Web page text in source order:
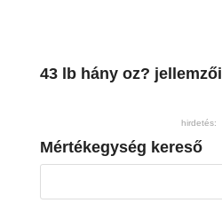
43 lb hány oz? jellemzői
hirdetés:
Mértékegység kereső